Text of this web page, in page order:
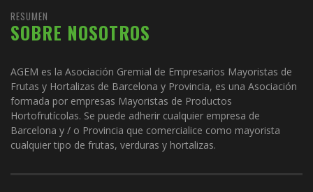
RESUMEN
SOBRE NOSOTROS
AGEM es la Asociación Gremial de Empresarios Mayoristas de
Frutas y Hortalizas de Barcelona y Provincia, es una Asociación
formada por empresas Mayoristas de Productos
Hortofrutícolas. Se puede adherir cualquier empresa de
Barcelona y / o Provincia que comercialice como mayorista
cualquier tipo de frutas, verduras y hortalizas.